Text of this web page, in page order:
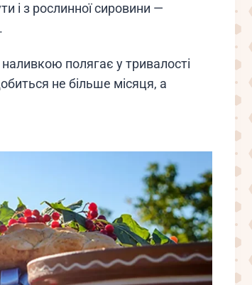
і з рослинної сировини —
полягає у тривалості
не більше місяця, а